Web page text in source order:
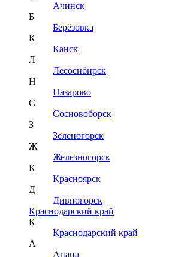
Ачинск
Б
Берёзовка
К
Канск
Л
Лесосибирск
Н
Назарово
С
Сосновоборск
З
Зеленогорск
Ж
Железногорск
К
Красноярск
Д
Дивногорск
Краснодарский край
К
Краснодарский край
А
Анапа